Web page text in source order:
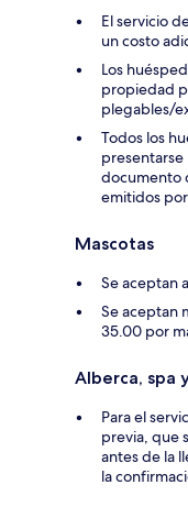
El servicio
un costo
Los
propiedad
plegables/
Todos los
presentarse
documento
emitidos
Mascotas
Se aceptan
Se aceptan
35.00 por
Alberca, spa
Para el
previa, que
antes de la
la